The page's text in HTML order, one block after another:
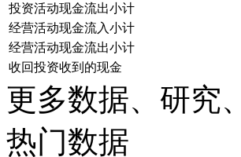
投资活动现金流出小计
经营活动现金流入小计
经营活动现金流出小计
收回投资收到的现金
更多数据、研究
热门数据